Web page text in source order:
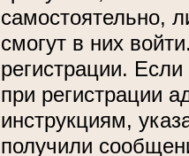
самостоятельно,
смогут в них
регистрации.
при регистрации
инструкциям,
получили